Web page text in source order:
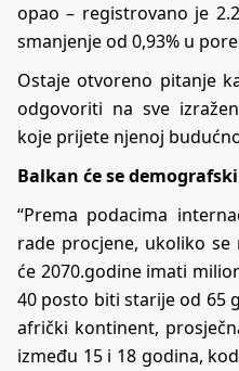
opao – registrovano je
smanjenje od 0,93% u
Ostaje otvoreno pitanje
odgovoriti na sve
koje prijete njenoj
Balkan će se
“Prema podacima
rade procjene, ukoliko
će 2070.godine imati
40 posto biti starije od 65
afrički kontinent,
između 15 i 18 godina,